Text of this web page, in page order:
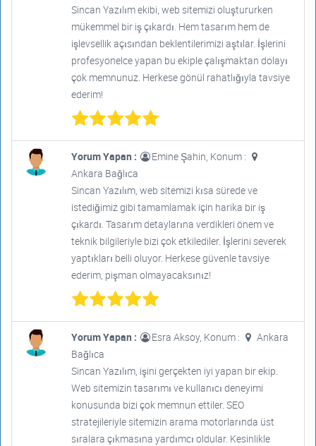
Sincan Yazılım ekibi, web sitemizi oluştururken
mükemmel bir iş çıkardı. Hem tasarım hem de
işlevsellik açısından beklentilerimizi aştılar. İşlerini
profesyonelce yapan bu ekiple çalışmaktan dolayı
çok memnunuz. Herkese gönül rahatlığıyla tavsiye
ederim!
Yorum Yapan :
Emine Şahin, Konum :
Ankara Bağlıca
Sincan Yazılım, web sitemizi kısa sürede ve
istediğimiz gibi tamamlamak için harika bir iş
çıkardı. Tasarım detaylarına verdikleri önem ve
teknik bilgileriyle bizi çok etkilediler. İşlerini severek
yaptıkları belli oluyor. Herkese güvenle tavsiye
ederim, pişman olmayacaksınız!
Yorum Yapan : Esra Aksoy, Konum :
Ankara
Bağlıca
Sincan Yazılım, işini gerçekten iyi yapan bir ekip.
Web sitemizin tasarımı ve kullanıcı deneyimi
konusunda bizi çok memnun ettiler. SEO
stratejileriyle sitemizin arama motorlarında üst
sıralara çıkmasına yardımcı oldular. Kesinlikle